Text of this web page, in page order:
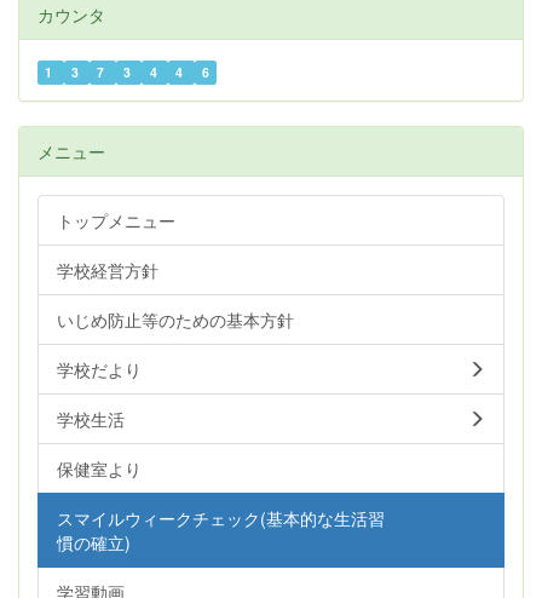
カウンタ
1 3 7 3 4 4 6
メニュー
トップメニュー
学校経営方針
いじめ防止等のための基本方針
学校だより
学校生活
保健室より
スマイルウィークチェック(基本的な生活習
慣の確立)
学習動画